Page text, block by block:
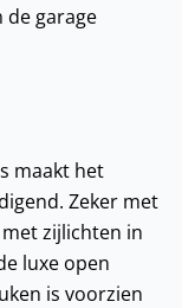
de garage
maakt het
Zeker met
zijlichten in
luxe open
is voorzien